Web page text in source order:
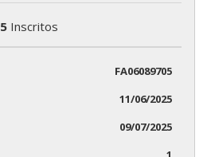
5Inscritos
FA06089705
11/06/2025
09/07/2025